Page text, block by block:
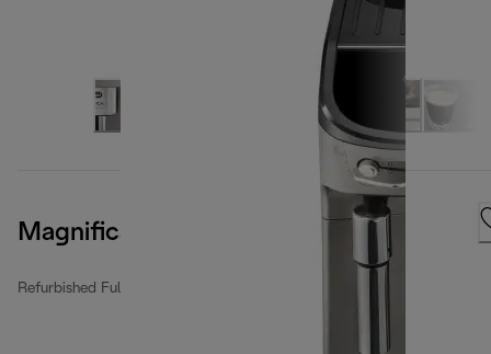
Magnifica Evo
Refurbished Fully Automatic Coffee Makers